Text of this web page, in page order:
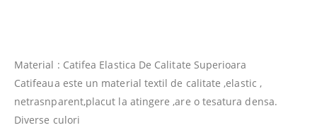
Material : Catifea Elastica De Calitate Superioara
Catifeaua este un material textil de calitate ,elastic ,
netrasnparent,placut la atingere ,are o tesatura densa.
Diverse culori